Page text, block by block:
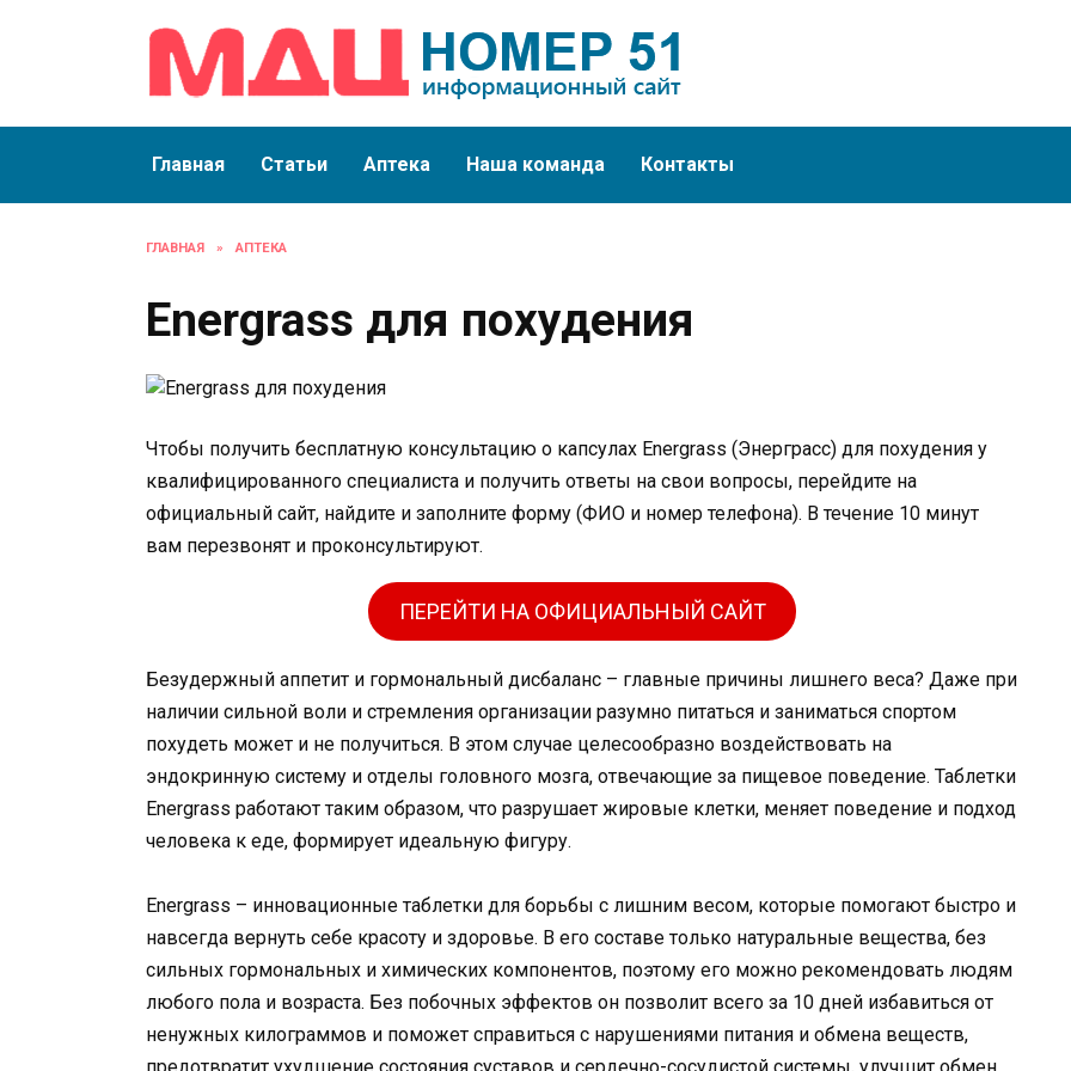
Главная Статьи Аптека Наша команда Контакты
ГЛАВНАЯ » АПТЕКА
Energrass для похудения
Чтобы получить бесплатную консультацию о капсулах Energrass (Энерграсс) для похудения у
квалифицированного специалиста и получить ответы на свои вопросы, перейдите на
официальный сайт, найдите и заполните форму (ФИО и номер телефона). В течение 10 минут
вам перезвонят и проконсультируют.
ПЕРЕЙТИ НА ОФИЦИАЛЬНЫЙ САЙТ
Безудержный аппетит и гормональный дисбаланс – главные причины лишнего веса? Даже при
наличии сильной воли и стремления организации разумно питаться и заниматься спортом
похудеть может и не получиться. В этом случае целесообразно воздействовать на
эндокринную систему и отделы головного мозга, отвечающие за пищевое поведение. Таблетки
Energrass работают таким образом, что разрушает жировые клетки, меняет поведение и подход
человека к еде, формирует идеальную фигуру.
Energrass – инновационные таблетки для борьбы с лишним весом, которые помогают быстро и
навсегда вернуть себе красоту и здоровье. В его составе только натуральные вещества, без
сильных гормональных и химических компонентов, поэтому его можно рекомендовать людям
любого пола и возраста. Без побочных эффектов он позволит всего за 10 дней избавиться от
ненужных килограммов и поможет справиться с нарушениями питания и обмена веществ,